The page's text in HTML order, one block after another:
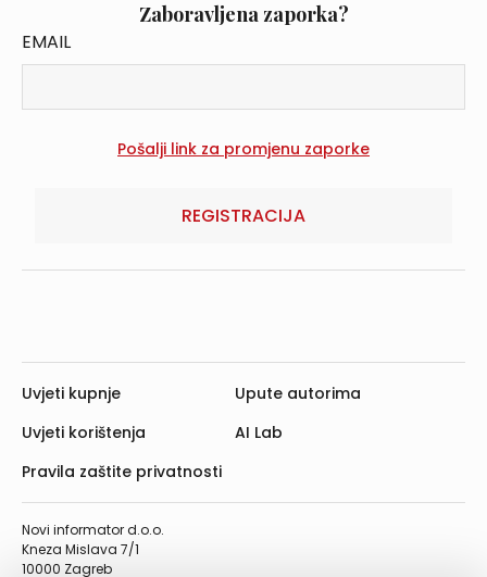
Zaboravljena zaporka?
EMAIL
REGISTRACIJA
Novi informator d.o.o.
Kneza Mislava 7/1
10000 Zagreb
Uvjeti kupnje
Uvjeti korištenja
Pravila zaštite privatnosti
Upute autorima
AI Lab